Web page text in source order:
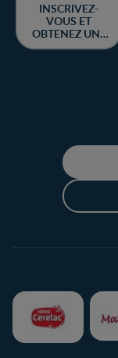
INSCRIVEZ-
VOUS ET
OBTENEZ UNE
CHANCE DE